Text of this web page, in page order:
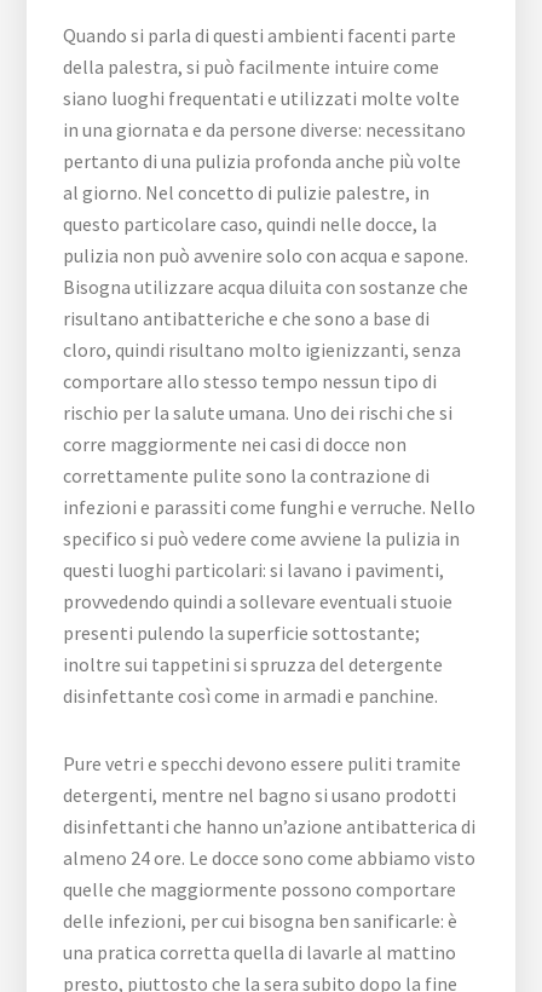
Quando si parla di questi ambienti facenti parte
della palestra, si può facilmente intuire come
siano luoghi frequentati e utilizzati molte volte
in una giornata e da persone diverse: necessitano
pertanto di una pulizia profonda anche più volte
al giorno. Nel concetto di pulizie palestre, in
questo particolare caso, quindi nelle docce, la
pulizia non può avvenire solo con acqua e sapone.
Bisogna utilizzare acqua diluita con sostanze che
risultano antibatteriche e che sono a base di
cloro, quindi risultano molto igienizzanti, senza
comportare allo stesso tempo nessun tipo di
rischio per la salute umana. Uno dei rischi che si
corre maggiormente nei casi di docce non
correttamente pulite sono la contrazione di
infezioni e parassiti come funghi e verruche. Nello
specifico si può vedere come avviene la pulizia in
questi luoghi particolari: si lavano i pavimenti,
provvedendo quindi a sollevare eventuali stuoie
presenti pulendo la superficie sottostante;
inoltre sui tappetini si spruzza del detergente
disinfettante così come in armadi e panchine.
Pure vetri e specchi devono essere puliti tramite
detergenti, mentre nel bagno si usano prodotti
disinfettanti che hanno un’azione antibatterica di
almeno 24 ore. Le docce sono come abbiamo visto
quelle che maggiormente possono comportare
delle infezioni, per cui bisogna ben sanificarle: è
una pratica corretta quella di lavarle al mattino
presto, piuttosto che la sera subito dopo la fine